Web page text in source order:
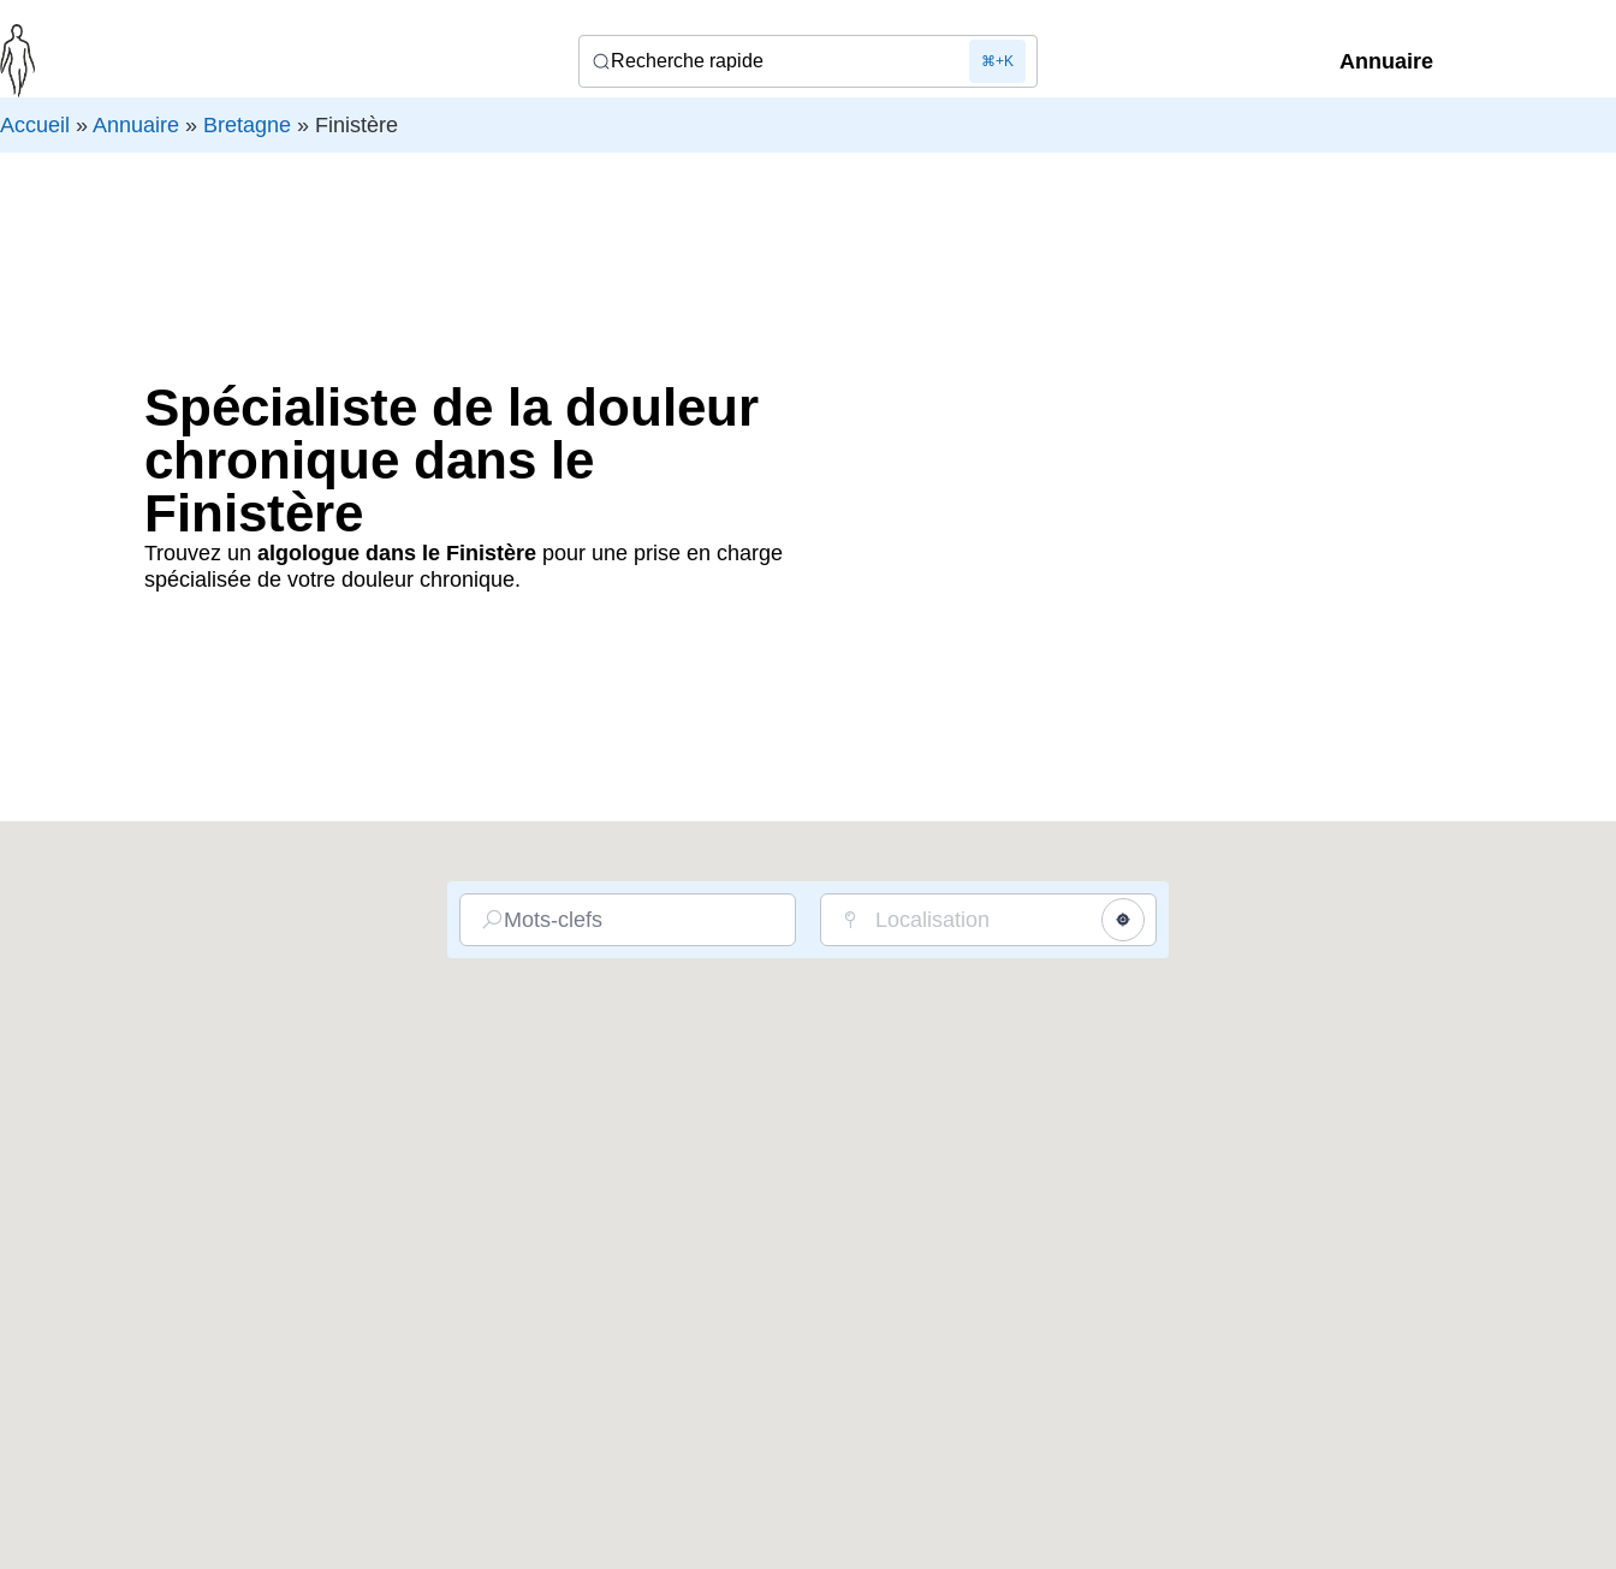
Recherche rapide ⌘+K Annuaire
Accueil » Annuaire » Bretagne » Finistère
Spécialiste de la douleur
chronique dans le
Finistère
Trouvez un algologue dans le Finistère pour une prise en charge
spécialisée de votre douleur chronique.
Mots-clefs